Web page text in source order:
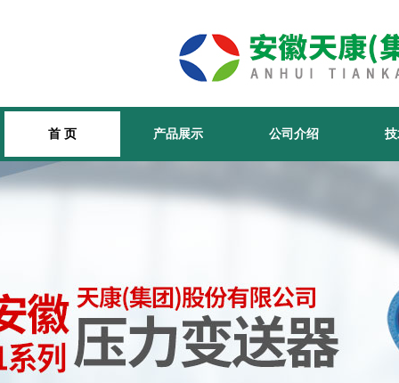
首 页 产品展示 公司介绍